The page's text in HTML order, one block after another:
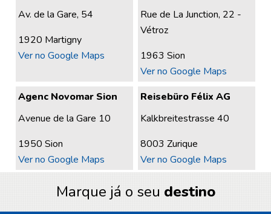
Av. de la Gare, 54
1920 Martigny
Ver no Google Maps
Rue de La Junction, 22 -
Vétroz
1963 Sion
Ver no Google Maps
Agenc Novomar Sion
Avenue de la Gare 10
1950 Sion
Ver no Google Maps
Reisebüro Félix AG
Kalkbreitestrasse 40
8003 Zurique
Ver no Google Maps
Marque já o seu destino